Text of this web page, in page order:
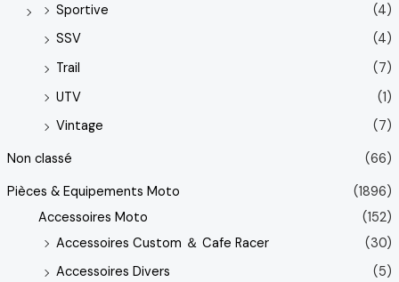
Sportive
(4)
SSV
(4)
Trail
(7)
UTV
(1)
Vintage
(7)
Non classé
(66)
Pièces & Equipements Moto
(1896)
Accessoires Moto
(152)
Accessoires Custom ＆ Cafe Racer
(30)
Accessoires Divers
(5)